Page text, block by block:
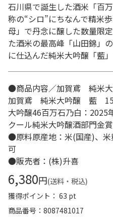
石川県で誕生した酒米「百
称の“シロ”にちなんで精米
母」で丹念に醸した数量限
た酒米の最高峰「山田錦」
に仕込んだ純米大吟醸「藍」
●商品内容／加賀鳶 純米
加賀鳶 純米大吟醸 藍
大吟醸46百万石乃白：
クール純米大吟醸酒部門金
●原料原産地：米(国産)、
可
●販売者：(株)升喜
6,380円(送料・税込)
獲得ポイント： 63 pt
商品番号
8087481017